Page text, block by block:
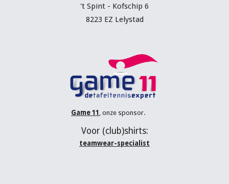
't Spint - Kofschip 6
8223 EZ Lelystad
Game 11 , onze sponsor.
Voor (club)shirts:
teamwear-specialist